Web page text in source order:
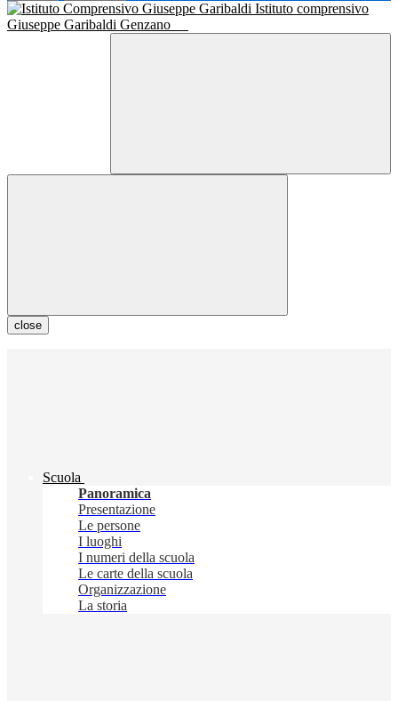
Istituto comprensivo
Giuseppe Garibaldi Genzano
close
Scuola
Panoramica
Presentazione
Le persone
I luoghi
I numeri della scuola
Le carte della scuola
Organizzazione
La storia